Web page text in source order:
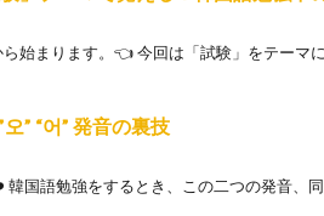
始まります。👈 今回は「試験」をテーマ
” “어” 発音の裏技
国語勉強をするとき、この二つの発音、